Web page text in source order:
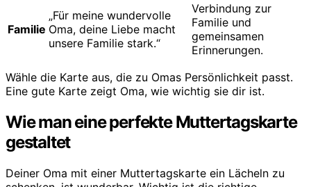
Familie
„Für meine wundervolle
Oma, deine Liebe macht
unsere Familie stark.“
Verbindung zur
Familie und
gemeinsamen
Erinnerungen.
Wähle die Karte aus, die zu Omas Persönlichkeit passt.
Eine gute Karte zeigt Oma, wie wichtig sie dir ist.
Wie man eine perfekte Muttertagskarte
gestaltet
Deiner Oma mit einer Muttertagskarte ein Lächeln zu